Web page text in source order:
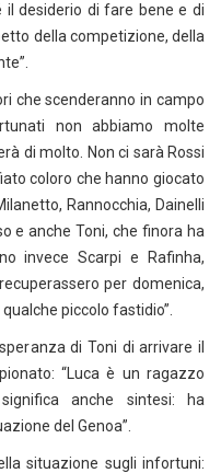
il desiderio di fare bene e di
della competizione, della
che scenderanno in campo
non abbiamo molte
di molto. Non ci sarà Rossi
coloro che hanno giocato
Rannocchia, Dainelli
e anche Toni, che finora ha
invece Scarpi e Rafinha,
per domenica,
piccolo fastidio”.
di Toni di arrivare il
“Luca è un ragazzo
anche sintesi: ha
del Genoa”.
situazione sugli infortuni: